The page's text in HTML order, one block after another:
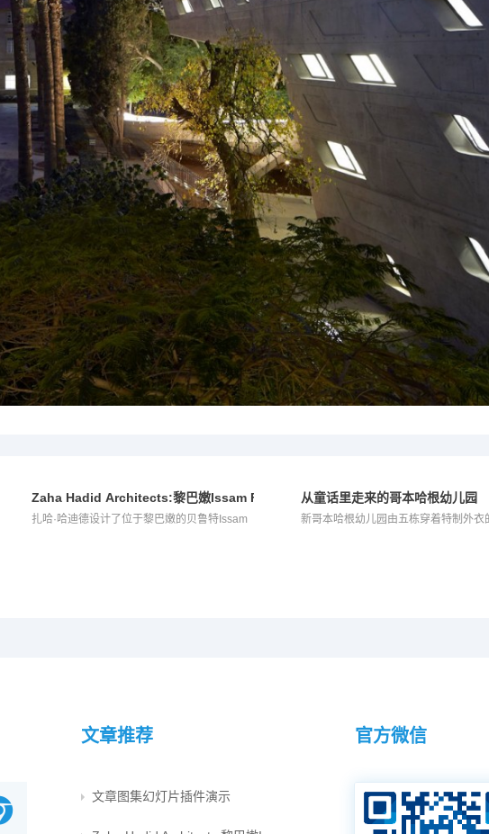
Zaha Hadid Architects:黎巴嫩Issam Fares国际关系学院
扎哈·哈迪德设计了位于黎巴嫩的贝鲁特Issam
从童话里走来的哥本哈根幼儿园
新哥本哈根幼儿园由五栋穿着特制外衣
文章推荐
文章图集幻灯片插件演示
官方微信